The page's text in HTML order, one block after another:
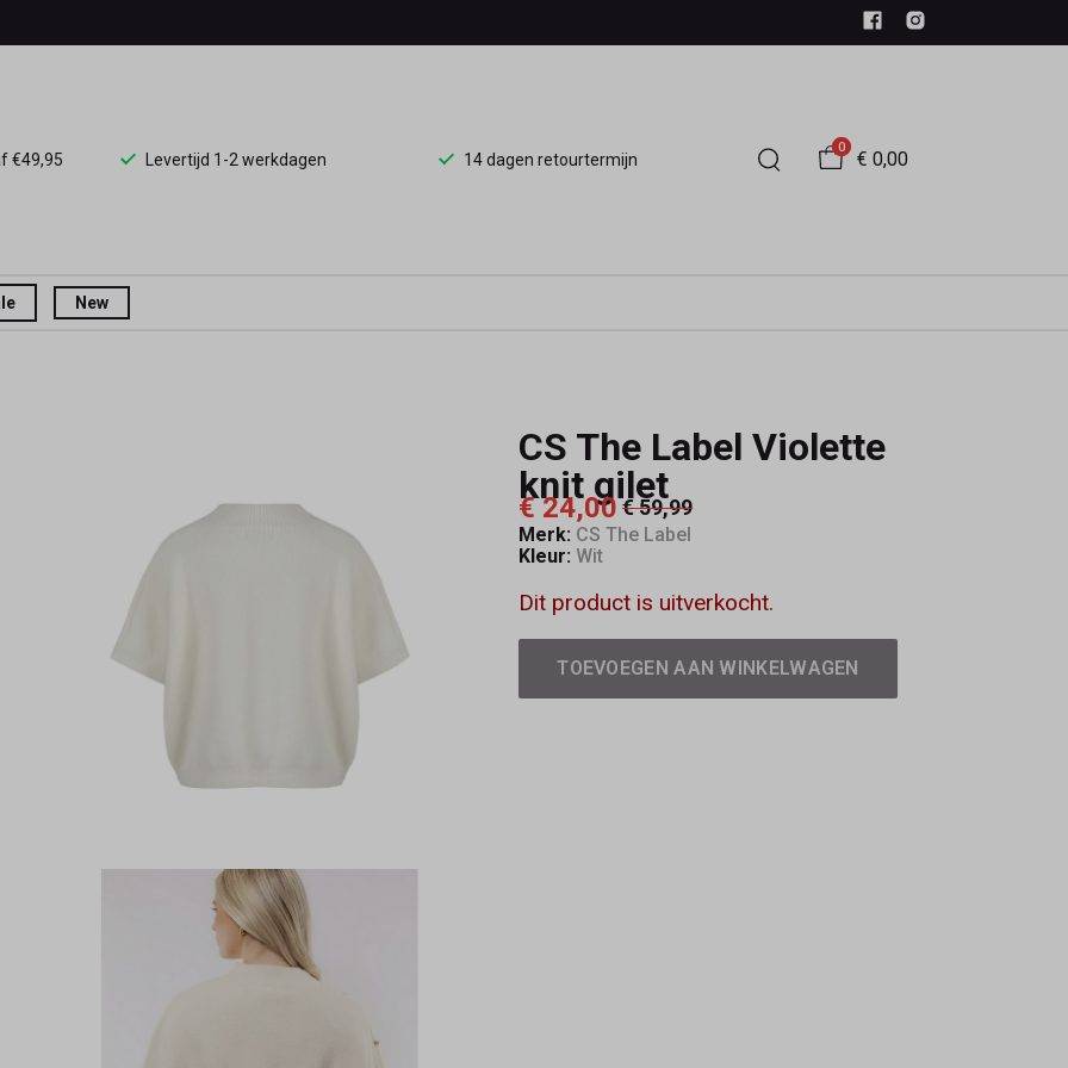
€49,95 Levertijd 1-2 werkdagen 14 dagen retourtermijn
0
€ 0,00
New
CS The Label Violette
knit gilet
€ 24,00€ 59,99
Merk: CS The Label
Kleur: Wit
Dit product is uitverkocht.
TOEVOEGEN AAN WINKELWAGEN